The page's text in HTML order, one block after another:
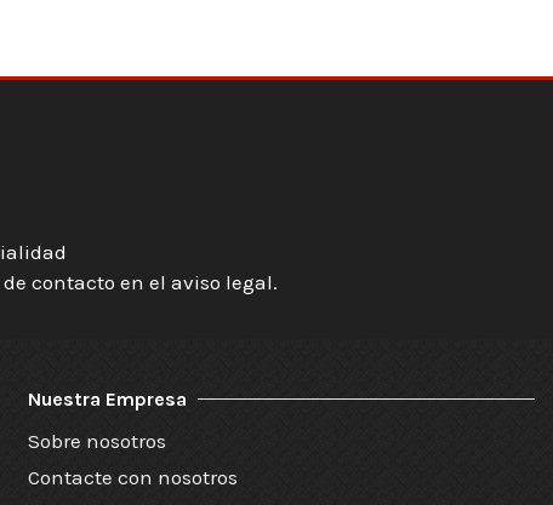
contacto en el aviso legal.
Nuestra Empresa
Sobre nosotros
Contacte con nosotros